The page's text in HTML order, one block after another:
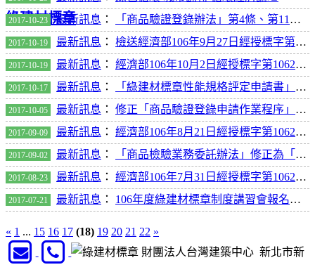
綠建材標章
2017-10-23 最新訊息 ： 「商品驗證登錄辦法」第4條、第11條之1修正草案，業經經濟部於中華民國106年10月18日以經授標字第10620050850公告預告。
2017-10-19 最新訊息 ： 檢送經濟部106年9月27日經授標字第10620050760號公告及國家標準制(修)定重點。
2017-10-19 最新訊息 ： 經濟部106年10月2日經授標字第10620050800號公告及國家標準制(修)定重點。
2017-10-17 最新訊息 ： 「綠建材標章性能規格評定申請書」及「健康綠建材評估表」修訂
2017-10-05 最新訊息 ： 修正「商品驗證登錄申請作業程序」，並自即日生效。
2017-09-09 最新訊息 ： 經濟部106年8月21日經授標字第10620050660號公告及國家標準制(修)定重點。
2017-09-02 最新訊息 ： 「商品檢驗業務委託辦法」修正為「商品驗證及檢驗業務委託辦法」，並修正條文修正草案，業於中華民國106年8月28日以經授標字第10620050680號公告預告
2017-08-23 最新訊息 ： 經濟部106年7月31日經授標字第10620050590號公告及國家標準制(修)定重點
2017-07-21 最新訊息 ： 106年度綠建材標章制度講習會報名網址
« 1 ... 15 16 17 (18) 19 20 21 22 »
財團法人台灣建築中心 新北市新